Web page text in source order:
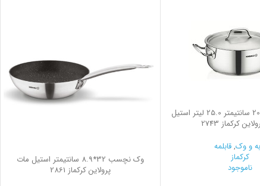
قابلمه کوتاه 40*20 سانتیمتر 25.0 لیتر استیل
کرکماز 2743
و وک,قابلمه
کرکماز
ناموجود
وک نچسب 32*8.9 سانتیمتر استیل مات
پرولاین کرکماز 2861